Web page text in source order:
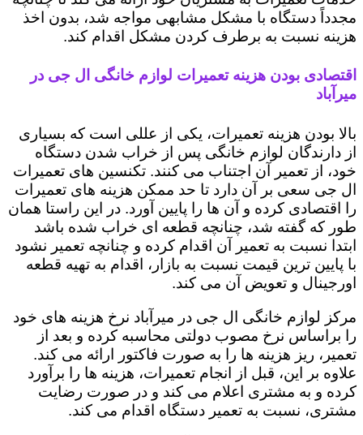
مجدداً دستگاه با مشکل مشابهی مواجه شد، بدون اخذ
هزینه نسبت به برطرف کردن مشکل اقدام کند.
اقتصادی بودن هزینه تعمیرات لوازم خانگی ال جی در
میرآباد
بالا بودن هزینه تعمیرات، یکی از عللی است که بسیاری
از دارندگان لوازم خانگی پس از خراب شدن دستگاه
خود، از تعمیر آن اجتناب می کنند. تکنسین های تعمیرات
ال جی سعی بر آن دارد تا حد ممکن هزینه های تعمیرات
را اقتصادی کرده و آن ها را پایین آورد. در این راستا همان
طور که گفته شد، چنانچه قطعه ای خراب شده باشد
ابتدا نسبت به تعمیر آن اقدام کرده و چنانچه تعمیر نشود
با پایین ترین قیمت نسبت به بازار، اقدام به تهیه قطعه
اورجینال و تعویض آن می کند.
مرکز لوازم خانگی ال جی در میرآباد نرخ هزینه های خود
را براساس نرخ مصوب دولتی محاسبه کرده و بعد از
تعمیر، ریز هزینه ها را به صورت فاکتور ارائه می کند.
علاوه بر این، قبل از انجام تعمیرات، هزینه ها را برآورد
کرده و به مشتری اعلام می کند و در صورت رضایت
مشتری، نسبت به تعمیر دستگاه اقدام می کند.